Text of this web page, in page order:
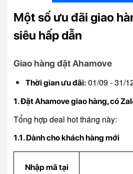
Một số ưu đãi giao
siêu hấp dẫn
Giao hàng đặt Ahamove
Thời gian ưu đãi: 01/09 - 31/
1. Đặt Ahamove giao hàng, có
Tổng hợp deal hot tháng này:
1.1. Dành cho khách hàng mới
Nhập mã tại